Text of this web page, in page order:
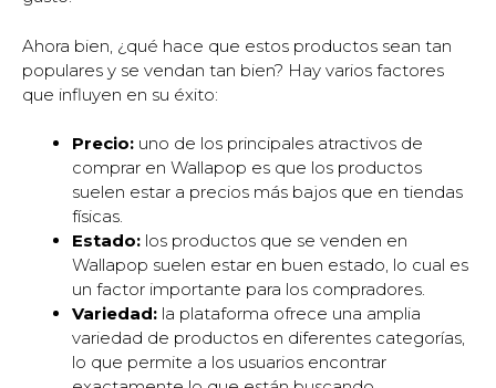
Ahora bien, ¿qué hace que estos productos sean tan
populares y se vendan tan bien? Hay varios factores
que influyen en su éxito:
Precio: uno de los principales atractivos de
comprar en Wallapop es que los productos
suelen estar a precios más bajos que en tiendas
físicas.
Estado: los productos que se venden en
Wallapop suelen estar en buen estado, lo cual es
un factor importante para los compradores.
Variedad: la plataforma ofrece una amplia
variedad de productos en diferentes categorías,
lo que permite a los usuarios encontrar